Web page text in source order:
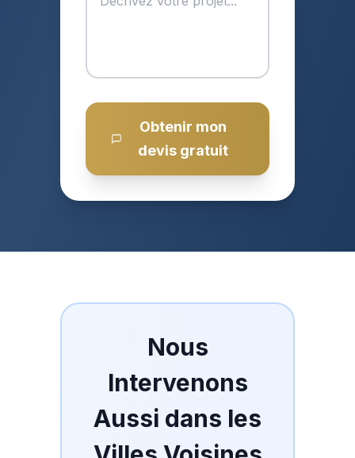
Obtenir mon
devis gratuit
Nous
Intervenons
Aussi dans les